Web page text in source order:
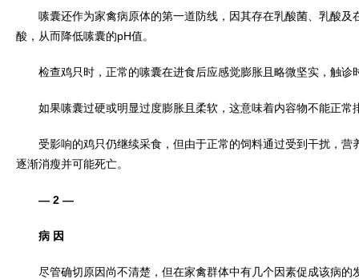
嗉囊还作为家禽病原体的第一道防线，因其存在乳酸菌、乳酸及
酸，从而降低嗉囊的pH值。
检查鸡只时，正常的嗉囊在进食后应感觉膨胀且略微坚实，触诊
如果嗉囊过硬或明显过度膨胀且柔软，这意味着内容物不能正常
受影响的鸡只仍继续采食，但由于正常的饲料通过受到干扰，营
逐渐消瘦并可能死亡。
— 2 —
病 因
尽管确切原因尚不清楚，但在家禽群体中有几个因素促成该病的